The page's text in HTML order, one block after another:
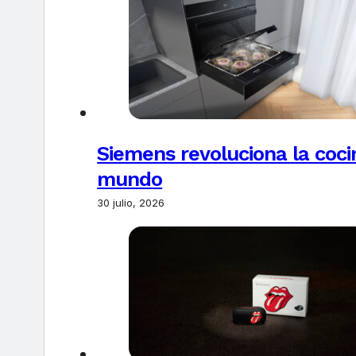
Siemens revoluciona la
mundo
30 julio, 2026